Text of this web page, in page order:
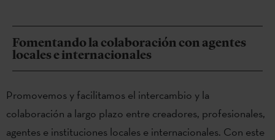
Fomentando la colaboración con agentes
locales e internacionales
Promovemos y facilitamos el intercambio y la
colaboración a largo plazo entre creadores, profesionales,
agentes e instituciones locales e internacionales. Con este